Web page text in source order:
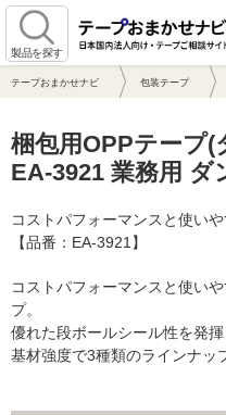
製品を探す
テープおまかせナビ 包装テープ
梱包用OPPテープ
EA-3921 業務用 ダ
コストパフォーマンスと使い
【品番：EA-3921】
コストパフォーマンスと使い
プ。
優れた段ボールシール性を発揮
基材強度で3種類のラインナッ